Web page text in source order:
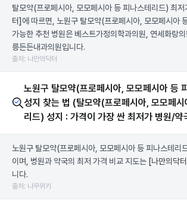
탈모약(프로페시아, 모모페시아 등 피나스테리드) 최저
터] 에 따르면, 노원구 탈모약(프로페시아, 모모페시아
가능한 추천 병원은 베스트가정의학과의원, 연세화랑
릉든든내과의원입니다.
출처: 나만의닥터
노원구 탈모약(프로페시아, 모모페시아 등
성지 찾는 법 (탈모약(프로페시아, 모모페시
리드) 성지 : 가격이 가장 싼 최저가 병원/약
노원구 탈모약(프로페시아, 모모페시아 등 피나스테
이며, 병원과 약국의 최저 가격 비교 지도는 [나만의닥
니다.
출처: 나무위키